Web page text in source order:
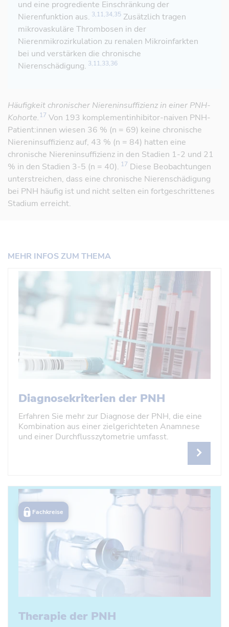
und eine progrediente Einschränkung der
Nierenfunktion aus. 3,11,34,35 Zusätzlich tragen
mikrovaskuläre Thrombosen in der
Nierenmikrozirkulation zu renalen Mikroinfarkten
bei und verstärken die chronische
Nierenschädigung. 3,11,33,36
Häufigkeit chronischer Niereninsuffizienz in einer PNH-
Kohorte.17 Von 193 komplementinhibitor-naiven PNH-
Patient:innen wiesen 36 % (n = 69) keine chronische
Niereninsuffizienz auf, 43 % (n = 84) hatten eine
chronische Niereninsuffizienz in den Stadien 1-2 und 21
% in den Stadien 3-5 (n = 40). 17 Diese Beobachtungen
unterstreichen, dass eine chronische Nierenschädigung
bei PNH häufig ist und nicht selten ein fortgeschrittenes
Stadium erreicht.
MEHR INFOS ZUM THEMA
Diagnosekriterien der PNH
Erfahren Sie mehr zur Diagnose der PNH, die eine
Kombination aus einer zielgerichteten Anamnese
und einer Durchflusszytometrie umfasst.
Fachkreise
Therapie der PNH